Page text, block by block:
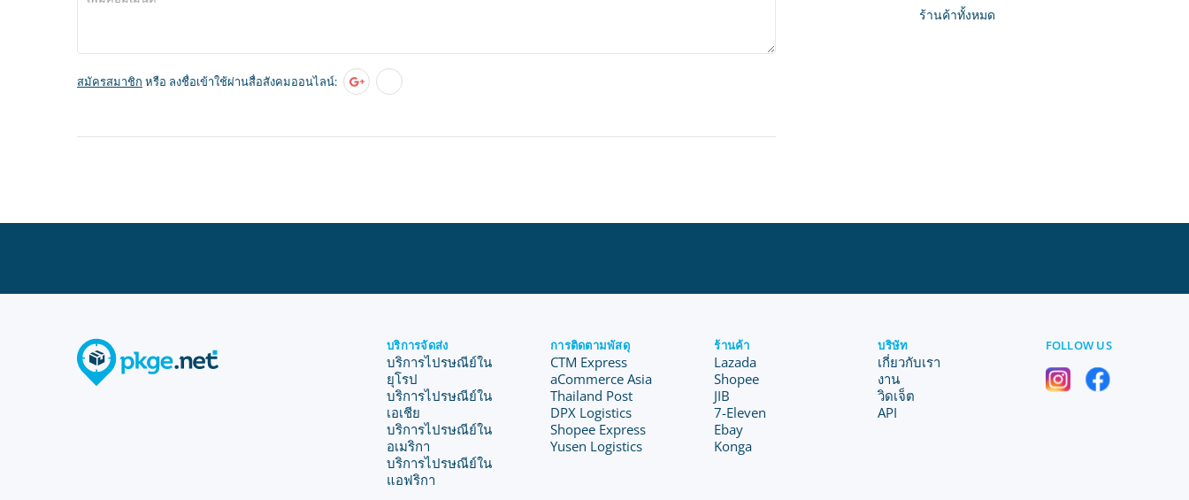
สมัครสมาชิก หรือ ลงชื่อเข้าใช้ผ่านสื่อสังคมออนไลน์:
ร้านค้าทั้งหมด
บริการจัดส่ง
บริการไปรษณีย์ใน
ยุโรป
บริการไปรษณีย์ใน
เอเชีย
บริการไปรษณีย์ใน
อเมริกา
บริการไปรษณีย์ใน
แอฟริกา
การติดตามพัสดุ
CTM Express
aCommerce Asia
Thailand Post
DPX Logistics
Shopee Express
Yusen Logistics
ร้านค้า
Lazada
Shopee
JIB
7-Eleven
Ebay
Konga
บริษัท
เกี่ยวกับเรา
งาน
วิดเจ็ต
API
FOLLOW US